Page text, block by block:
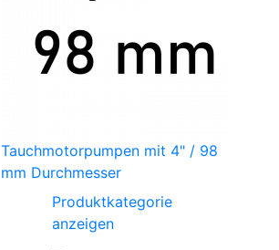
Tauchmotorpumpen mit 4" / 98
mm Durchmesser
Produktkategorie
anzeigen